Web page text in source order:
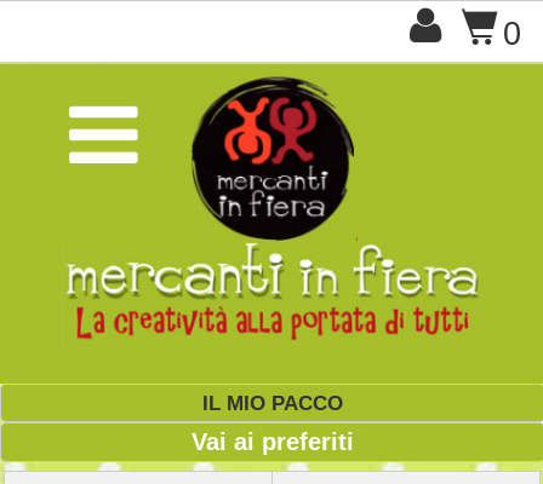
$0


IL MIO PACCO
Vai ai preferiti